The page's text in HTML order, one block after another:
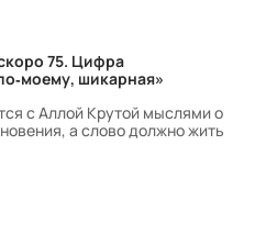
75. Цифра
шикарная»
с Аллой Крутой мыслями о
а слово должно жить